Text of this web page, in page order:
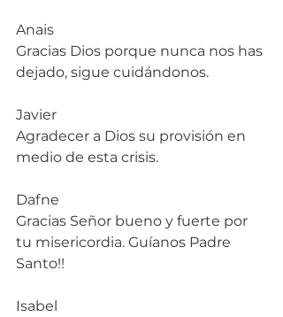
Anais
Gracias Dios porque nunca nos has
dejado, sigue cuidándonos.
Javier
Agradecer a Dios su provisión en
medio de esta crisis.
Dafne
Gracias Señor bueno y fuerte por
tu misericordia. Guíanos Padre
Santo!!
Isabel